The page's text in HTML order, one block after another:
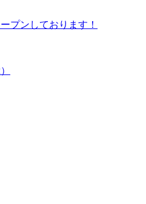
プンしております！